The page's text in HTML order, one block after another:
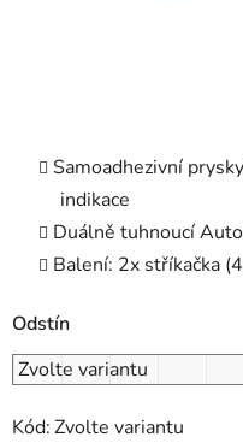
Samoadhezivní
indikace
Duálně tuhnoucí
Balení: 2x stříkačka
Odstín
Kód:Zvolte variantu